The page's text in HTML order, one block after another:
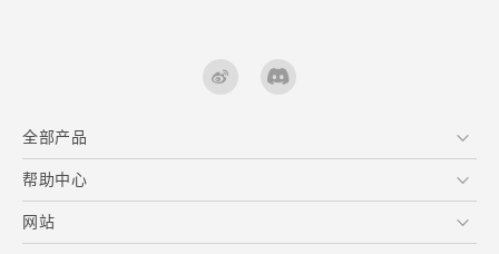
全部产品
区块链智能手机
VIVE
帮助中心
在线客服
网站